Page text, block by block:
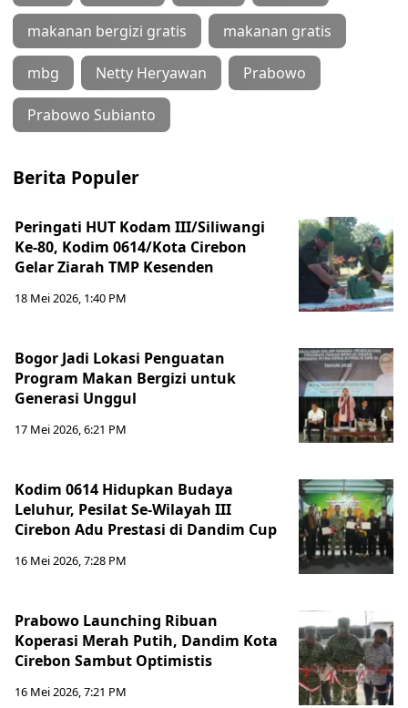
makanan bergizi gratis makanan gratis
mbg Netty Heryawan Prabowo
Prabowo Subianto
Berita Populer
Peringati HUT Kodam III/Siliwangi
Ke-80, Kodim 0614/Kota Cirebon
Gelar Ziarah TMP Kesenden
18 Mei 2026, 1:40 PM
Bogor Jadi Lokasi Penguatan
Program Makan Bergizi untuk
Generasi Unggul
17 Mei 2026, 6:21 PM
Kodim 0614 Hidupkan Budaya
Leluhur, Pesilat Se-Wilayah III
Cirebon Adu Prestasi di Dandim Cup
16 Mei 2026, 7:28 PM
Prabowo Launching Ribuan
Koperasi Merah Putih, Dandim Kota
Cirebon Sambut Optimistis
16 Mei 2026, 7:21 PM